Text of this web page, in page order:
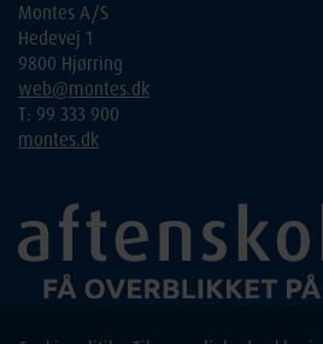
Montes A/S
Hedevej 1
9800 Hjørring
web@montes.dk
T: 99 333 900
montes.dk